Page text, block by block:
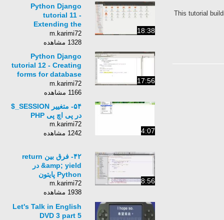
This tutorial
18:38
Python Django
tutorial 11 -
Extending the
registration form
m.karimi72
1328 مشاهده
17:56
Python Django
tutorial 12 - Creating
forms for database
models
m.karimi72
1166 مشاهده
4:07
۵۴- متغییر SESSION_$
در پی اچ پی PHP
m.karimi72
1242 مشاهده
8:56
۴۲- فرق بین return
&amp; yield در
Python پایتون
m.karimi72
1938 مشاهده
Let's Talk in English
DVD 3 part 5